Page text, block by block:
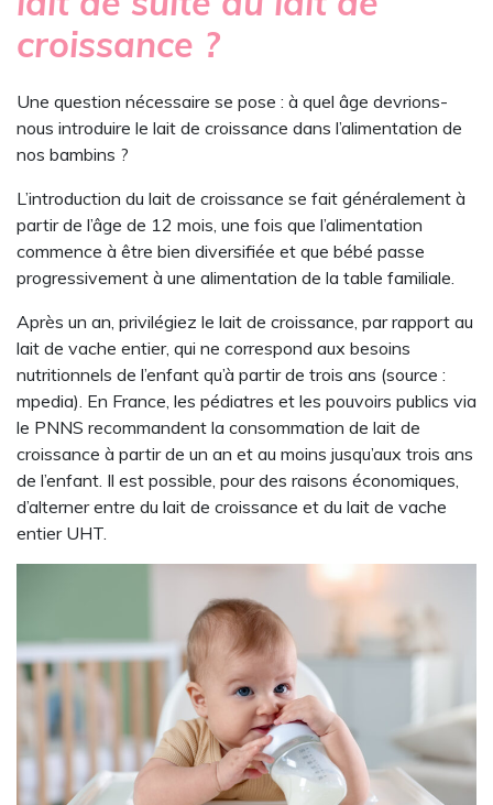
croissance ?
Une question nécessaire se pose : à quel âge devrions-
nous introduire le lait de croissance dans l’alimentation de
nos bambins ?
L’introduction du lait de croissance se fait généralement à
partir de l’âge de 12 mois, une fois que l’alimentation
commence à être bien diversifiée et que bébé passe
progressivement à une alimentation de la table familiale.
Après un an, privilégiez le lait de croissance, par rapport au
lait de vache entier, qui ne correspond aux besoins
nutritionnels de l’enfant qu’à partir de trois ans (source :
mpedia). En France, les pédiatres et les pouvoirs publics via
le PNNS recommandent la consommation de lait de
croissance à partir de un an et au moins jusqu’aux trois ans
de l’enfant. Il est possible, pour des raisons économiques,
d’alterner entre du lait de croissance et du lait de vache
entier UHT.